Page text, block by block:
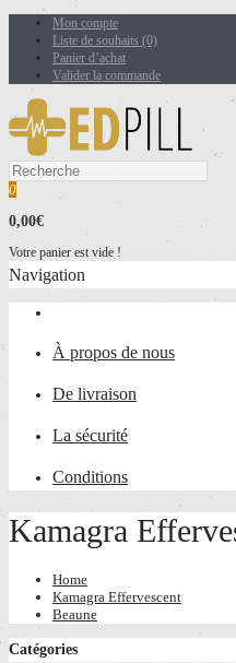
Mon compte
Liste de souhaits (0)
Panier d’achat
Valider la commande
0
0,00€
Votre panier est vide !
Navigation
À propos de nous
De livraison
La sécurité
Conditions
Kamagra
Home
Kamagra Effervescent
Beaune
Catégories